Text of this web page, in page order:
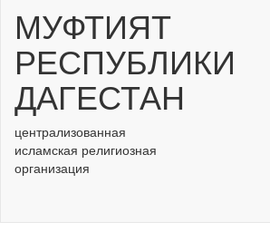
МУФТИЯТ
РЕСПУБЛИКИ
ДАГЕСТАН
централизованная
исламская религиозная
организация